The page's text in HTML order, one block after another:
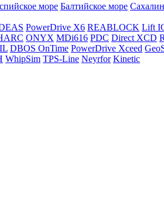
море Балтийское море Сахалин
PowerDrive X6 REABLOCK Lift
ONYX MDi616 PDC Direct XCD
DBOS OnTime PowerDrive Xceed
WhipSim TPS-Line Neyrfor Kinetic